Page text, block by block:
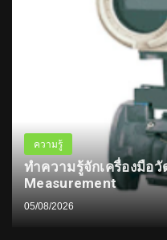
ความรู้
ทำความรู้จักเครื่องมือ
Measurement
05/08/2026